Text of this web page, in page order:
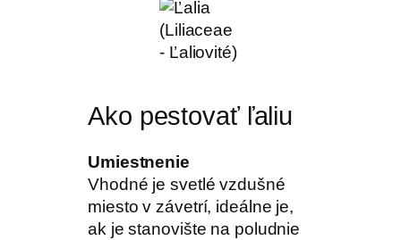
Ako pestovať ľaliu
Umiestnenie
Vhodné je svetlé vzdušné
miesto v závetrí, ideálne je,
ak je stanovište na poludnie